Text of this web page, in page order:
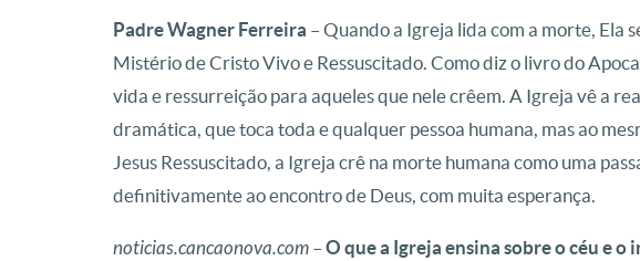
Padre Wagner Ferreira – Quando a Igreja lida com a morte, Ela
Mistério de Cristo Vivo e Ressuscitado. Como diz o livro do
vida e ressurreição para aqueles que nele crêem. A Igreja vê a
dramática, que toca toda e qualquer pessoa humana, mas ao
Jesus Ressuscitado, a Igreja crê na morte humana como uma
definitivamente ao encontro de Deus, com muita esperança.
noticias.cancaonova.com –O que a Igreja ensina sobre o céu e o